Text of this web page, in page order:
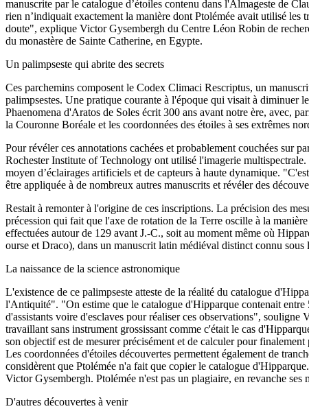
manuscrite par le catalogue d’étoiles contenu dans l'Almageste de
rien n’indiquait exactement la manière dont Ptolémée avait utilisé
doute", explique Victor Gysembergh du Centre Léon Robin de
du monastère de Sainte Catherine, en Egypte.
Un palimpseste qui abrite des secrets
Ces parchemins composent le Codex Climaci Rescriptus, un
palimpsestes. Une pratique courante à l'époque qui visait à diminuer
Phaenomena d'Aratos de Soles écrit 300 ans avant notre ère, avec,
la Couronne Boréale et les coordonnées des étoiles à ses extrêmes
Pour révéler ces annotations cachées et probablement couchées sur
Rochester Institute of Technology ont utilisé l'imagerie
moyen d’éclairages artificiels et de capteurs à haute dynamique.
être appliquée à de nombreux autres manuscrits et révéler des
Restait à remonter à l'origine de ces inscriptions. La précision des
précession qui fait que l'axe de rotation de la Terre oscille à la
effectuées autour de 129 avant J.-C., soit au moment même où
ourse et Draco), dans un manuscrit latin médiéval distinct connu
La naissance de la science astronomique
L'existence de ce palimpseste atteste de la réalité du catalogue
l'Antiquité". "On estime que le catalogue d'Hipparque contenait entre
d'assistants voire d'esclaves pour réaliser ces observations",
travaillant sans instrument grossissant comme c'était le cas
son objectif est de mesurer précisément et de calculer pour
Les coordonnées d'étoiles découvertes permettent également de
considèrent que Ptolémée n'a fait que copier le catalogue
Victor Gysembergh. Ptolémée n'est pas un plagiaire, en revanche ses
D'autres découvertes à venir